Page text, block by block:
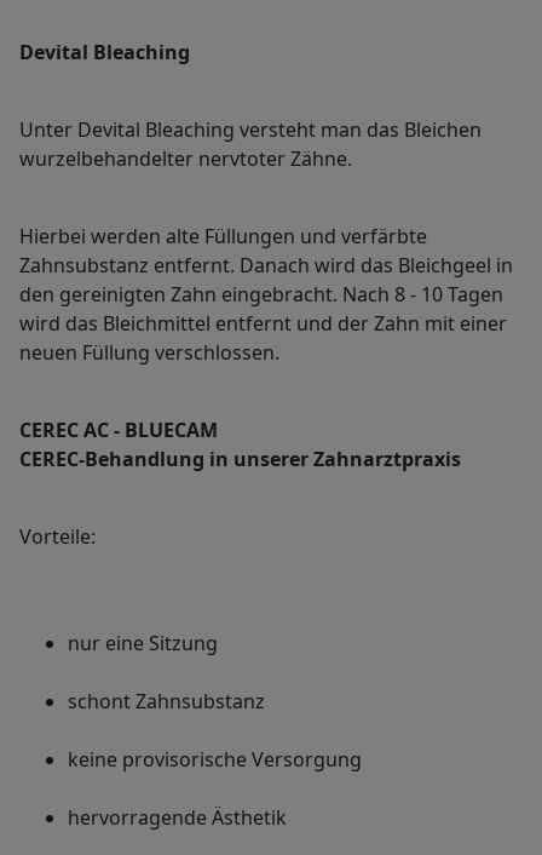
Devital Bleaching
Unter Devital Bleaching versteht man das Bleichen
wurzelbehandelter nervtoter Zähne.
Hierbei werden alte Füllungen und verfärbte
Zahnsubstanz entfernt. Danach wird das Bleichgeel in
den gereinigten Zahn eingebracht. Nach 8 - 10 Tagen
wird das Bleichmittel entfernt und der Zahn mit einer
neuen Füllung verschlossen.
CEREC AC - BLUECAM
CEREC-Behandlung in unserer Zahnarztpraxis
Vorteile:
nur eine Sitzung
schont Zahnsubstanz
keine provisorische Versorgung
hervorragende Ästhetik